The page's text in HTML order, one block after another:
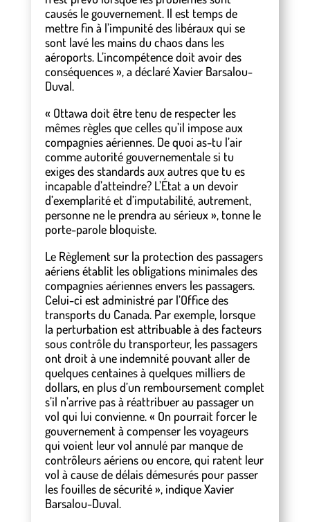
causés le gouvernement. Il est temps de
mettre fin à l’impunité des libéraux qui se
sont lavé les mains du chaos dans les
aéroports. L’incompétence doit avoir des
conséquences », a déclaré Xavier Barsalou-
Duval.
« Ottawa doit être tenu de respecter les
mêmes règles que celles qu’il impose aux
compagnies aériennes. De quoi as-tu l’air
comme autorité gouvernementale si tu
exiges des standards aux autres que tu es
incapable d’atteindre? L’État a un devoir
d’exemplarité et d’imputabilité, autrement,
personne ne le prendra au sérieux », tonne le
porte-parole bloquiste.
Le Règlement sur la protection des passagers
aériens établit les obligations minimales des
compagnies aériennes envers les passagers.
Celui-ci est administré par l’Office des
transports du Canada. Par exemple, lorsque
la perturbation est attribuable à des facteurs
sous contrôle du transporteur, les passagers
ont droit à une indemnité pouvant aller de
quelques centaines à quelques milliers de
dollars, en plus d’un remboursement complet
s’il n’arrive pas à réattribuer au passager un
vol qui lui convienne. « On pourrait forcer le
gouvernement à compenser les voyageurs
qui voient leur vol annulé par manque de
contrôleurs aériens ou encore, qui ratent leur
vol à cause de délais démesurés pour passer
les fouilles de sécurité », indique Xavier
Barsalou-Duval.